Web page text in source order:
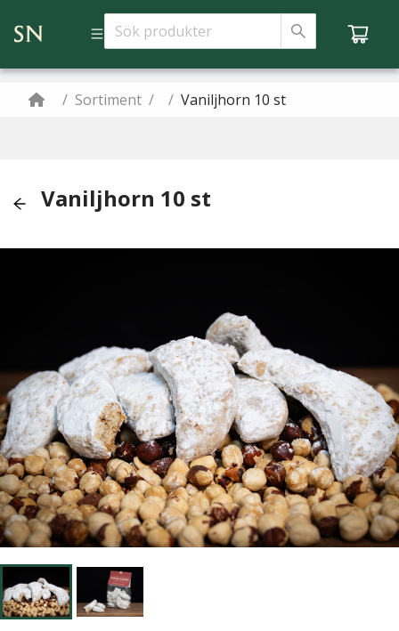
/ Sortiment / / Vaniljhorn 10 st
Vaniljhorn 10 st